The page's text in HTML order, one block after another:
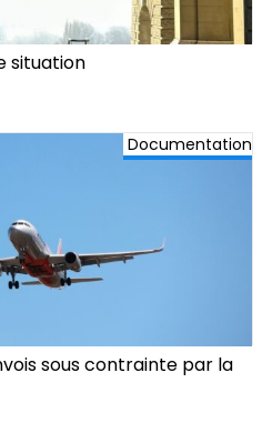
situation
Documentation
sous contrainte par la